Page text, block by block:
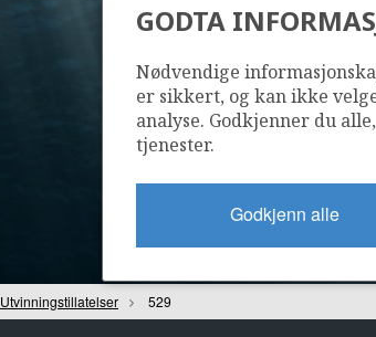
Utvinningstillatelser 529
GODTA
Nødvendige
er sikkert, og kan ikke
analyse. Godkjenner du
tjenester.
Godkjenn alle